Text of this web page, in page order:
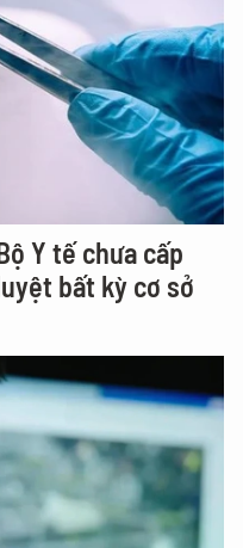
Y tế chưa cấp
bất kỳ cơ sở